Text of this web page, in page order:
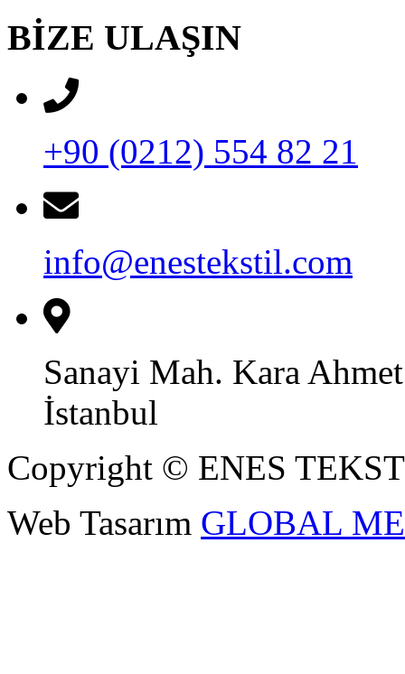
BİZE ULAŞIN
+90 (0212) 554 82 21
info@enestekstil.com
Sanayi Mah. Kara
İstanbul
Copyright © ENES
Web Tasarım GLOBAL